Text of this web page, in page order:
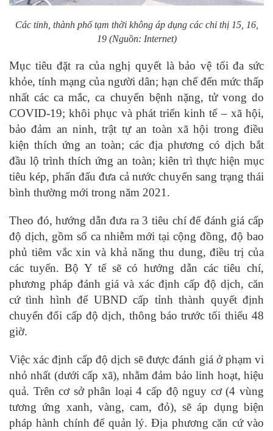
Các tỉnh, thành phố tạm thời không áp dụng các chỉ thị 15, 16,
19 (Nguồn: Internet)
Mục tiêu đặt ra của nghị quyết là bảo vệ tối đa sức
khỏe, tính mạng của người dân; hạn chế đến mức thấp
nhất các ca mắc, ca chuyển bệnh nặng, tử vong do
COVID-19; khôi phục và phát triển kinh tế – xã hội,
bảo đảm an ninh, trật tự an toàn xã hội trong điều
kiện thích ứng an toàn; các địa phương có dịch bắt
đầu lộ trình thích ứng an toàn; kiên trì thực hiện mục
tiêu kép, phấn đấu đưa cả nước chuyển sang trạng thái
bình thường mới trong năm 2021.
Theo đó, hướng dẫn đưa ra 3 tiêu chí để đánh giá cấp
độ dịch, gồm số ca nhiễm mới tại cộng đồng, độ bao
phủ tiêm vắc xin và khả năng thu dung, điều trị của
các tuyến. Bộ Y tế sẽ có hướng dẫn các tiêu chí,
phương pháp đánh giá và xác định cấp độ dịch, căn
cứ tình hình để UBND cấp tỉnh thành quyết định
chuyển đổi cấp độ dịch, thông báo trước tối thiểu 48
giờ.
Việc xác định cấp độ dịch sẽ được đánh giá ở phạm vi
nhỏ nhất (dưới cấp xã), nhằm đảm bảo linh hoạt, hiệu
quả. Trên cơ sở phân loại 4 cấp độ nguy cơ (4 vùng
tương ứng xanh, vàng, cam, đỏ), sẽ áp dụng biện
pháp hành chính để quản lý. Địa phương căn cứ vào